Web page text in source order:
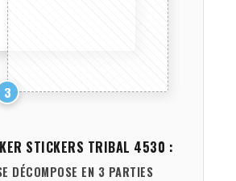
3
STICKERS TRIBAL 4530 :
DÉCOMPOSE EN 3 PARTIES